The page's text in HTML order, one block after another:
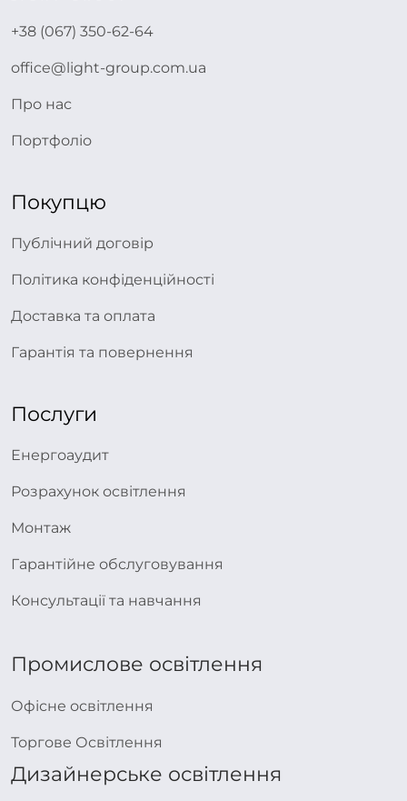
+38 (067) 350-62-64
office@light-group.com.ua
Про нас
Портфоліо
Покупцю
Публічний договір
Політика конфіденційності
Доставка та оплата
Гарантія та повернення
Послуги
Енергоаудит
Розрахунок освітлення
Монтаж
Гарантійне обслуговування
Консультації та навчання
Промислове освітлення
Офісне освітлення
Торгове Освітлення
Дизайнерське освітлення